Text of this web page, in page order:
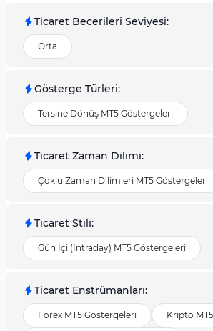
Ticaret Becerileri Seviyesi:
Orta
Gösterge Türleri:
Tersine Dönüş MT5 Göstergeleri
Ticaret Zaman Dilimi:
Çoklu Zaman Dilimleri MT5 Göstergeler
Ticaret Stili:
Gün İçi (Intraday) MT5 Göstergeleri
Ticaret Enstrümanları:
Forex MT5 Göstergeleri Kripto